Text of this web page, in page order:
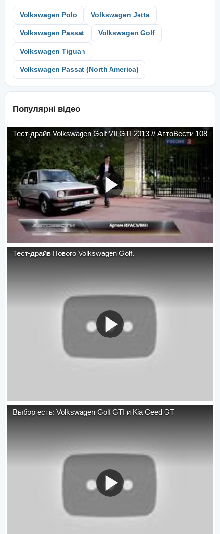
Volkswagen Polo Volkswagen Jetta
Volkswagen Passat Volkswagen Golf
Volkswagen Tiguan
Volkswagen Passat (North America)
Популярні відео
Тест-драйв Volkswagen Golf VII GTI 2013 // АвтоВести 108
Тест-драйв Нового Volkswagen Golf.
Выбор есть: Volkswagen Golf GTI и Kia Ceed GT